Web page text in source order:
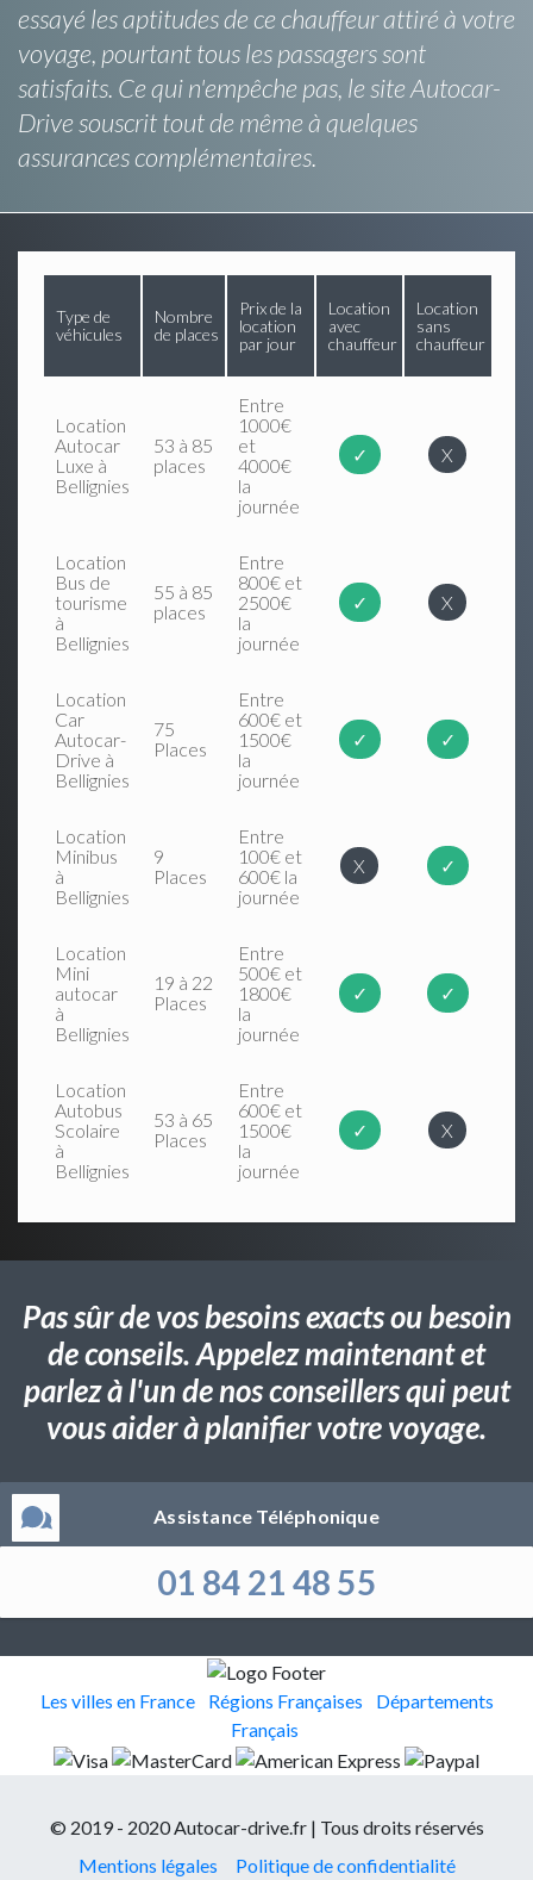
essayé les aptitudes de ce chauffeur attiré à votre
voyage, pourtant tous les passagers sont
satisfaits. Ce qui n'empêche pas, le site Autocar-
Drive souscrit tout de même à quelques
assurances complémentaires.
Type de
véhicules
Nombre
de places
Prix de la
location
par jour
Location
avec
chauffeur
Location
sans
chauffeur
Location
Autocar
Luxe à
Bellignies
53 à 85
places
Entre
1000€
et
4000€
la
journée
✓ X
Location
Bus de
tourisme
à
Bellignies
55 à 85
places
Entre
800€ et
2500€
la
journée
✓ X
Location
Car
Autocar-
Drive à
Bellignies
75
Places
Entre
600€ et
1500€
la
journée
✓ ✓
Location
Minibus
à
Bellignies
9
Places
Entre
100€ et
600€ la
journée
X ✓
Location
Mini
autocar
à
Bellignies
19 à 22
Places
Entre
500€ et
1800€
la
journée
✓ ✓
Location
Autobus
Scolaire
à
Bellignies
53 à 65
Places
Entre
600€ et
1500€
la
journée
✓ X
Pas sûr de vos besoins exacts ou besoin
de conseils. Appelez maintenant et
parlez à l'un de nos conseillers qui peut
vous aider à planifier votre voyage.
Assistance Téléphonique
01 84 21 48 55
Les villes en France Régions Françaises
Départements
Français
© 2019 - 2020 Autocar-drive.fr | Tous droits réservés
Mentions légales
Politique de confidentialité